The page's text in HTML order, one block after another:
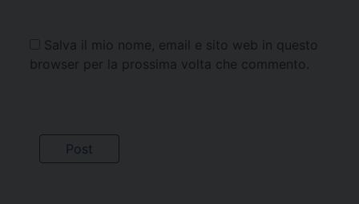
Salva il mio nome, email e sito web in questo
browser per la prossima volta che commento.